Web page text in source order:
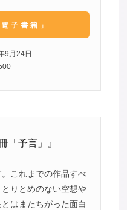
電子書籍」
9月24日
「予言」』
これまでの作品すべ
りとめのない空想や
はまたちがった面白